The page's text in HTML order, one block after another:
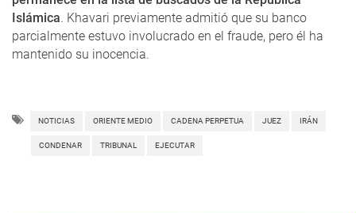
Islámica. Khavari previamente admitió que su banco
parcialmente estuvo involucrado en el fraude, pero él ha
mantenido su inocencia.
NOTICIAS ORIENTE MEDIO CADENA PERPETUA JUEZ IRÁN
CONDENAR TRIBUNAL EJECUTAR